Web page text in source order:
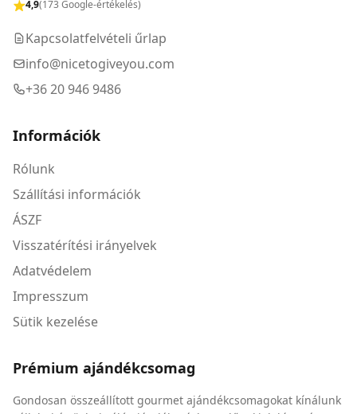
4,9(173 Google-értékelés)
Kapcsolatfelvételi űrlap
info@nicetogiveyou.com
+36 20 946 9486
Információk
Rólunk
Szállítási információk
ÁSZF
Visszatérítési irányelvek
Adatvédelem
Impresszum
Sütik kezelése
Prémium ajándékcsomag
Gondosan összeállított gourmet ajándékcsomagokat kínálunk